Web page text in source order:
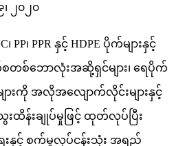
၂၀၂၀
၊ PPR နှင့် HDPE ပိုက်များနှင့်
စတစ်ဘောလုံးအဆို့ရှင်များ၊ ရေပိုက်
များကို အလိုအလျောက်လိုင်းများနှင့်
န်းချုပ်မှုဖြင့် ထုတ်လုပ်ပြီး
းနှင့် စက်မှုလုပ်ငန်းသုံး အရည်